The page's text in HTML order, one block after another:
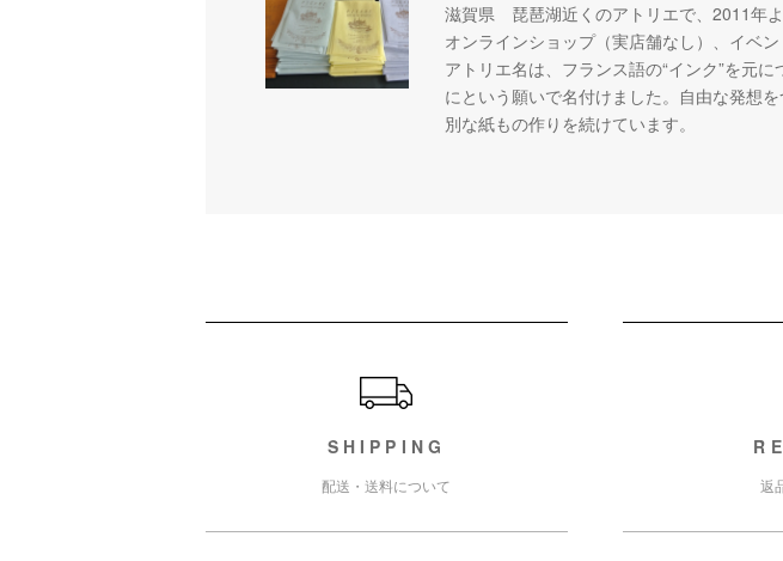
滋賀県 琵琶湖近くのアトリエで、2011年よ
オンラインショップ（実店舗なし）、イベン
アトリエ名は、フランス語の“インク”を元
にという願いで名付けました。自由な発想
別な紙もの作りを続けています。
SHIPPING
配送・送料について 返